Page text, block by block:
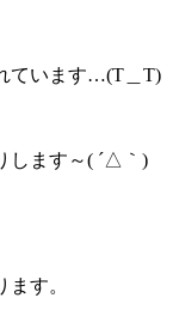
ています…(T＿T)
します～( ´△｀)
す。